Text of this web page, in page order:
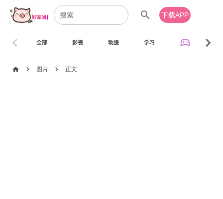
search 下载APP
全部 影视 动漫 学习 sports_esports
chevron_left chevron_right
home chevron_right 图片 chevron_right 正文